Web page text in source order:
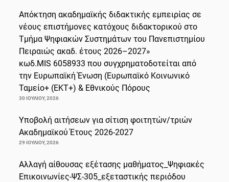
Απόκτηση ακαδημαϊκής διδακτικής εμπειρίας σε
νέους επιστήμονες κατόχους διδακτορικού στο
Τμήμα Ψηφιακών Συστημάτων του Πανεπιστημίου
Πειραιώς ακαδ. έτους 2026–2027»
κωδ.MIS 6058933 που συγχρηματοδοτείται από
την Ευρωπαϊκή Ένωση (Ευρωπαϊκό Κοινωνικό
Ταμείο+ (ΕΚΤ+) & Εθνικούς Πόρους
30 ΙΟΥΛΊΟΥ, 2026
Υποβολή αιτήσεων για σίτιση φοιτητών/τριών
Ακαδημαϊκού Έτους 2026-2027
29 ΙΟΥΛΊΟΥ, 2026
Αλλαγή αίθουσας εξέτασης μαθήματος_Ψηφιακές
Επικοινωνίες-ΨΣ-305_εξεταστικής περιόδου